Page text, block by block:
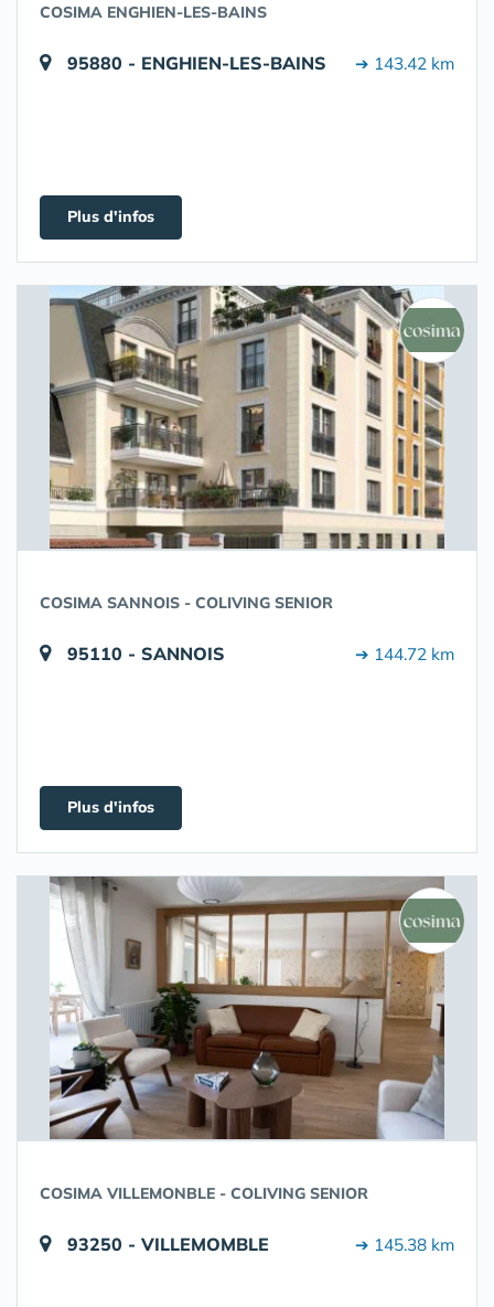
COSIMA ENGHIEN-LES-BAINS
95880 - ENGHIEN-LES-BAINS ➔ 143.42 km
Plus d'infos
COSIMA SANNOIS - COLIVING SENIOR
95110 - SANNOIS ➔ 144.72 km
Plus d'infos
COSIMA VILLEMONBLE - COLIVING SENIOR
93250 - VILLEMOMBLE ➔ 145.38 km